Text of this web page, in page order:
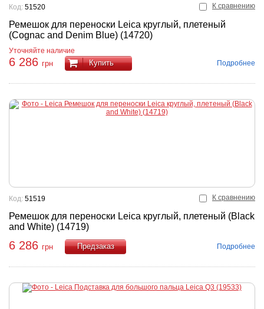
К сравнению
Ремешок для переноски Leica круглый, плетеный
(Cognac and Denim Blue) (14720)
Код: 51520
Уточняйте наличие
6 286 грн Купить Подробнее
К сравнению
Ремешок для переноски Leica круглый, плетеный (Black
and White) (14719)
Код: 51519
6 286 грн
Подробнее